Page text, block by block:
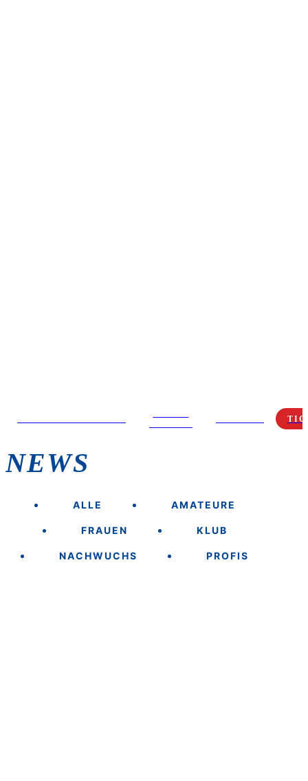
NEWS
ALLE AMATEURE
FRAUEN KLUB
NACHWUCHS PROFIS